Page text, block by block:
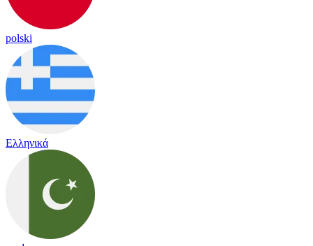
polski
Ελληνικά